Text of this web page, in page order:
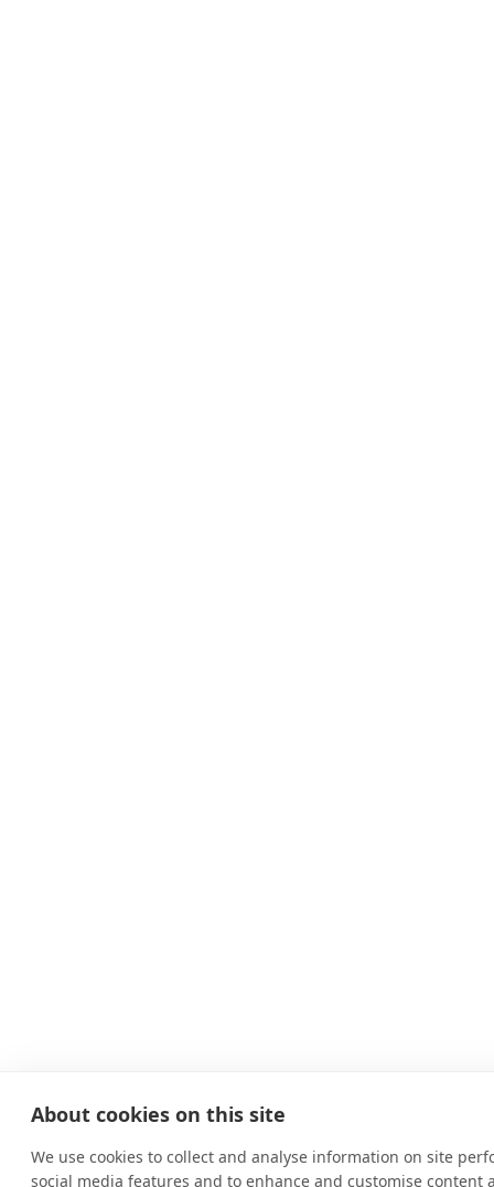
About cookies on this site
We use cookies to collect and analyse information on site
social media features and to enhance and customise content